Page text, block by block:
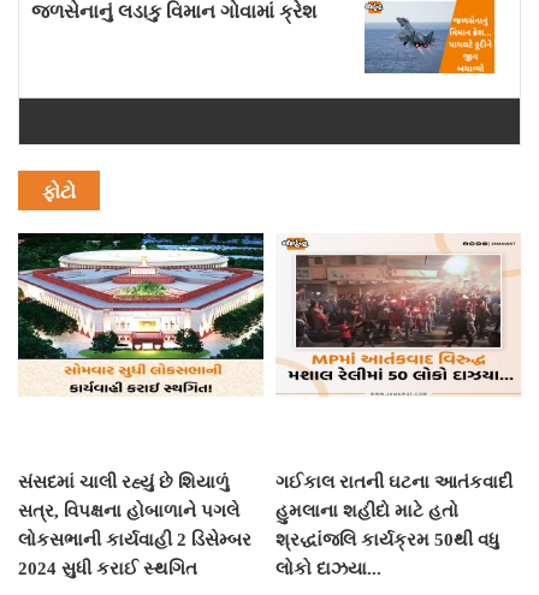
જળસેનાનું લડાકુ વિમાન ગોવામાં ક્રેશ
ફોટો
સંસદમાં ચાલી રહ્યું છે શિયાળું
સત્ર, વિપક્ષના હોબાળાને પગલે
લોકસભાની કાર્યવાહી 2 ડિસેમ્બર
2024 સુધી કરાઈ સ્થગિત
ગઈકાલ રાતની ઘટના આતંકવાદી
હુમલાના શહીદો માટે હતો
શ્રદ્ધાંજલિ કાર્યક્રમ 50થી વધુ
લોકો દાઝયા...